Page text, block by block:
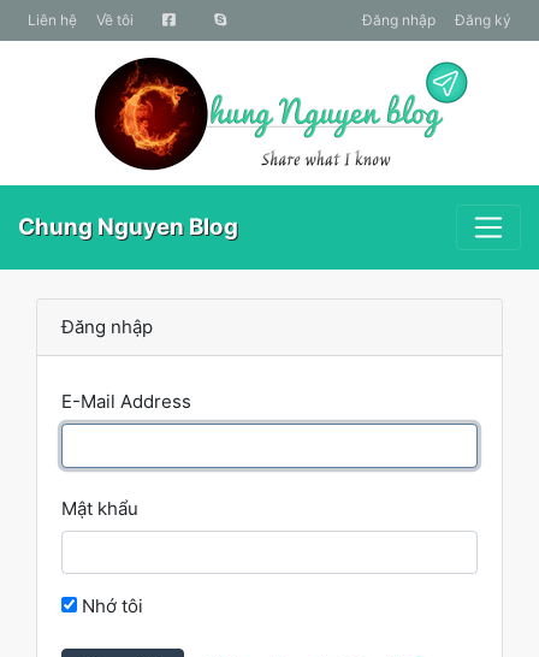
liên hệ Về tôi Đăng nhập Đăng ký
Chung Nguyen Blog
Đăng nhập
E-Mail Address
Mật khẩu
Nhớ tôi